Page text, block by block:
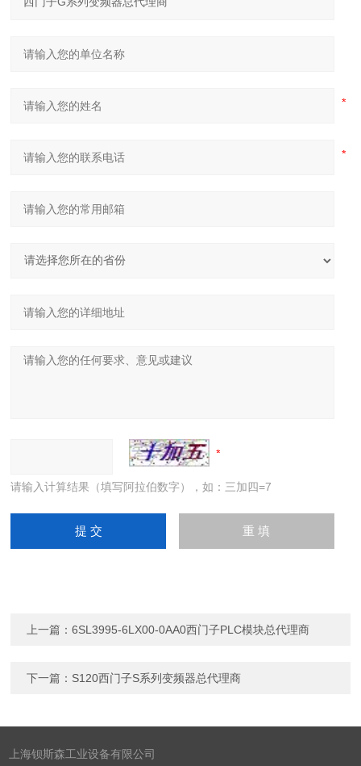
请输入计算结果（填写阿拉伯数字），如：三加四=7
上一篇：6SL3995-6LX00-0AA0西门子PLC模块总代理商
下一篇： S120西门子S系列变频器总代理商
上海钡斯森工业设备有限公司